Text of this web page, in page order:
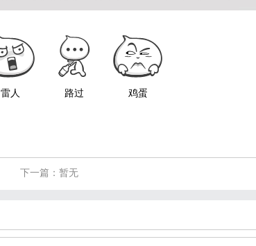
雷人 路过 鸡蛋
下一篇：暂无